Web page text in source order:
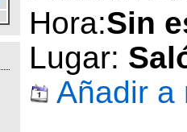
Hora:Sin
Lugar:
Añadir a